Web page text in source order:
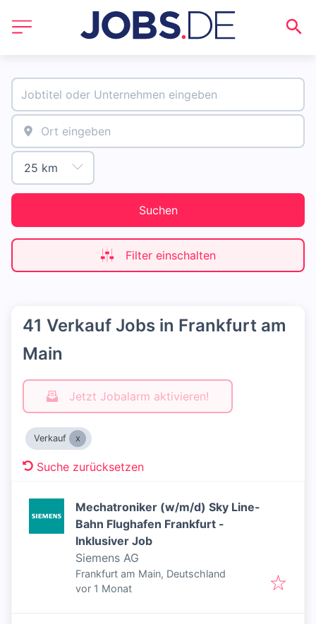
Suchen
Filter einschalten
41 Verkauf Jobs in Frankfurt am
Main
Jetzt Jobalarm aktivieren!
Verkauf
Suche zurücksetzen
Mechatroniker (w/m/d) Sky Line-
Bahn Flughafen Frankfurt -
Inklusiver Job
Siemens AG
Frankfurt am Main, Deutschland
Veröffentlicht
vor 1 Monat